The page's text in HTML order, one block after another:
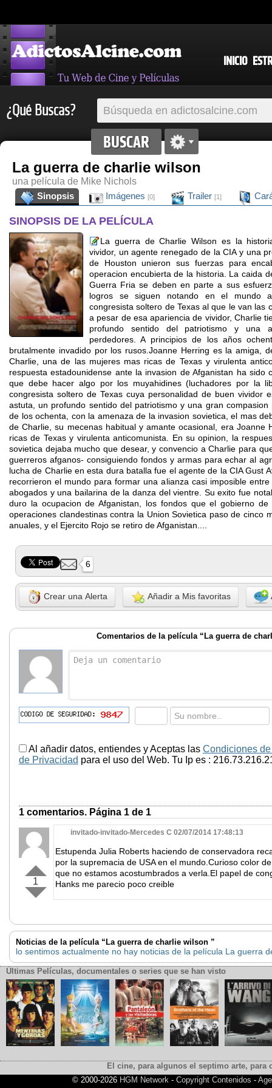
INICIO
¿Qué Buscas?
La guerra de charlie wilson
una película de Mike Nichols
Sinopsis
Imágenes [0] Trailer [1]
SINOPSIS DE LA PELÍCULA
La guerra de Charlie Wilson es la
vividor, un agente renegado de la CIA y una
de Houston unieron sus fuerzas para
operacion encubierta de la historia. La caida
Guerra Fria se deben en parte a sus
logros se siguen notando en el mundo
congresista soltero de Texas al que le van las
a pesar de esa apariencia de vividor, Charlie
profundo sentido del patriotismo y una
perdedores. A principios de los años
brutalmente invadido por los rusos.Joanne Herring es la amiga,
Charlie, una de las mujeres mas ricas de Texas y virulenta
respuesta estadounidense ante la invasion de Afganistan ha sido
que debe hacer algo por los muyahidines (luchadores por la
congresista soltero de Texas cuya personalidad de buen vividor
astuta, un profundo sentido del patriotismo y una gran
de los ochenta, con la amenaza de la invasion sovietica, el mas
de Charlie, su mecenas habitual y amante ocasional, era Joanne
ricas de Texas y virulenta anticomunista. En su opinion, la
sovietica dejaba mucho que desear, y convencio a Charlie para
guerreros afganos- consiguiendo fondos y armas para echar al
lucha de Charlie en esta dura batalla fue el agente de la CIA Gust
recorrieron el mundo para formar una alianza casi imposible
abogados y una bailarina de la danza del vientre. Su exito fue
duro la ocupacion de Afganistan, los fondos que el gobierno de
operaciones clandestinas contra la Union Sovietica paso de cinco
anuales, y el Ejercito Rojo se retiro de Afganistan....
6
Crear una Alerta Añadir a Mis favoritas
Comentarios de la película “La guerra de
Al añadir datos, entiendes y Aceptas las Condiciones
de Privacidad para el uso del Web. Tu Ip es :
1 comentarios. Página 1 de 1
1
invitado-invitado-Mercedes C 02/07/2014 17:48:13
Estupenda Julia Roberts haciendo de conservadora
por la supremacia de USA en el mundo.Curioso color
que no estamos acostumbrados a verla.El papel de
Hanks me parecio poco creible
Noticias de la película “La guerra de charlie wilson ”
lo sentimos actualmente no hay noticias de la película La guerra
Últimas Películas, documentales o series que se han visto
El cine, para algunos el septimo arte,
© 2000-2026 HGM Network - Copyright Contenidos -